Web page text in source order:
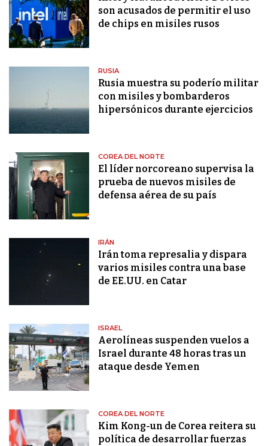
son acusados ​​de permitir el uso
de chips en misiles rusos
RUSIA
Rusia muestra su poderío militar
con misiles y bombarderos
hipersónicos durante ejercicios
COREA DEL NORTE
El líder norcoreano supervisa la
prueba de nuevos misiles de
defensa aérea de su país
IRÁN
Irán toma represalia y dispara
varios misiles contra una base
de EE.UU. en Catar
ISRAEL
Aerolíneas suspenden vuelos a
Israel durante 48 horas tras un
ataque desde Yemen
COREA DEL NORTE
Kim Kong-un de Corea reitera su
política de desarrollar fuerzas